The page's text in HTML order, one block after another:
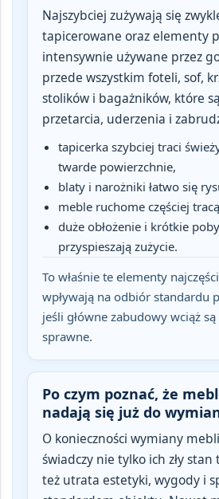
Najszybciej zużywają się
tapicerowane oraz elementy
intensywnie używane przez
przede wszystkim foteli, sof,
stolików i bagażników, które
przetarcia, uderzenia i
tapicerka szybciej traci
twarde powierzchnie,
blaty i narożniki łatwo się
meble ruchome częściej
duże obłożenie i krótkie
przyspieszają zużycie.
To właśnie te elementy
wpływają na odbiór standardu
jeśli główne zabudowy wciąż
sprawne.
Po czym poznać, że
nadają się już do
O konieczności wymiany
świadczy nie tylko ich zły stan
też utrata estetyki, wygody i